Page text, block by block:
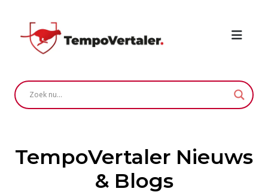
TempoVertaler Nieuws
& Blogs